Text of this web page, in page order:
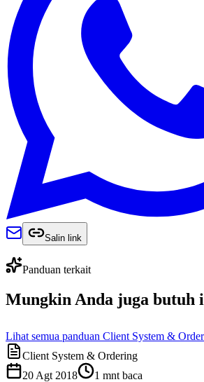
Salin link
Panduan terkait
Mungkin Anda juga butuh
Lihat semua panduan Client System &
Client System & Ordering
20 Agt 2018
1 mnt baca